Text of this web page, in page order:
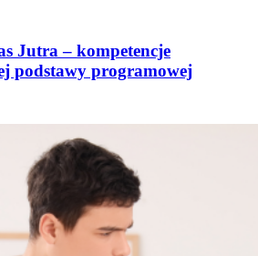
Jutra – kompetencje
podstawy programowej